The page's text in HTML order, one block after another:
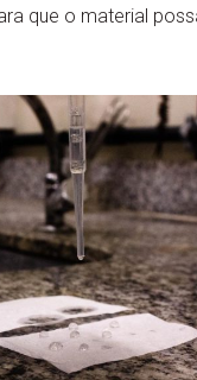
que o material